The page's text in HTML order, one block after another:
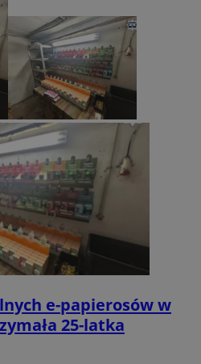
e-papierosów w
25-latka